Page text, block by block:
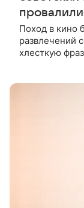
Поход в кино
развлечений
хлесткую